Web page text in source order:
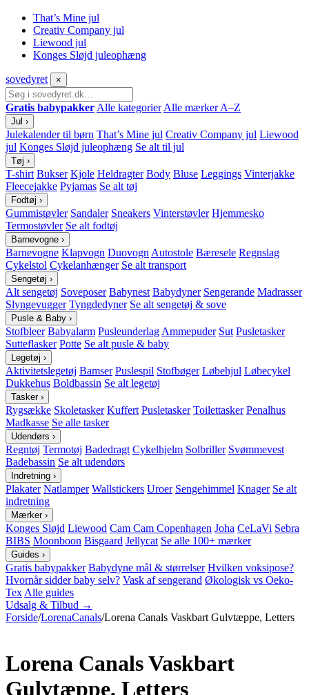
That’s Mine jul
Creativ Company jul
Liewood jul
Konges Sløjd juleophæng
sovedyret ×
Gratis babypakker Alle kategorier Alle mærker A–Z
Jul ›
Julekalender til børn That’s Mine jul Creativ Company jul Liewood
jul Konges Sløjd juleophæng Se alt til jul
Tøj ›
T-shirt Bukser Kjole Heldragter Body Bluse Leggings Vinterjakke
Fleecejakke Pyjamas Se alt tøj
Fodtøj ›
Gummistøvler Sandaler Sneakers Vinterstøvler Hjemmesko
Termostøvler Se alt fodtøj
Barnevogne ›
Barnevogne Klapvogn Duovogn Autostole Bæresele Regnslag
Cykelstol Cykelanhænger Se alt transport
Sengetøj ›
Alt sengetøj Soveposer Babynest Babydyner Sengerande Madrasser
Slyngevugger Tyngdedyner Se alt sengetøj & sove
Pusle & Baby ›
Stofbleer Babyalarm Pusleunderlag Ammepuder Sut Pusletasker
Sutteflasker Potte Se alt pusle & baby
Legetøj ›
Aktivitetslegetøj Bamser Puslespil Stofbøger Løbehjul Løbecykel
Dukkehus Boldbassin Se alt legetøj
Tasker ›
Rygsække Skoletasker Kuffert Pusletasker Toilettasker Penalhus
Madkasse Se alle tasker
Udendørs ›
Regntøj Termotøj Badedragt Cykelhjelm Solbriller Svømmevest
Badebassin Se alt udendørs
Indretning ›
Plakater Natlamper Wallstickers Uroer Sengehimmel Knager Se alt
indretning
Mærker ›
Konges Sløjd Liewood Cam Cam Copenhagen Joha CeLaVi Sebra
BIBS Moonboon Bisgaard Jellycat Se alle 100+ mærker
Guides ›
Gratis babypakker Babydyne mål & størrelser Hvilken voksipose?
Hvornår sidder baby selv? Vask af sengerand Økologisk vs Oeko-
Tex Alle guides
Udsalg & Tilbud →
Forside/LorenaCanals/Lorena Canals Vaskbart Gulvtæppe, Letters
Lorena Canals Vaskbart
Gulvtæppe, Letters